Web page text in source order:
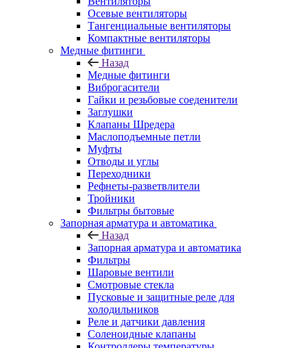
Осевые вентиляторы
Тангенциальные вентиляторы
Компактные вентиляторы
Медные фитинги
Назад
Медные фитинги
Виброгасители
Гайки и резьбовые соеденители
Заглушки
Клапаны Шредера
Маслоподъемные петли
Муфты
Отводы и углы
Переходники
Рефнеты-разветвлители
Тройники
Фильтры бытовые
Запорная арматура и автоматика
Назад
Запорная арматура и автоматика
Фильтры
Шаровые вентили
Смотровые стекла
Пусковые и защитные реле для
холодильников
Реле и датчики давления
Соленоидные клапаны